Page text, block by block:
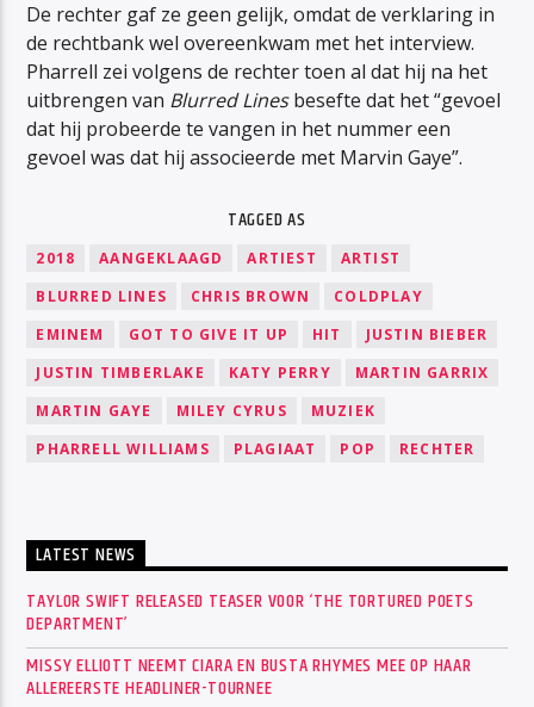
De rechter gaf ze geen gelijk, omdat de verklaring in
de rechtbank wel overeenkwam met het interview.
Pharrell zei volgens de rechter toen al dat hij na het
uitbrengen van Blurred Linesbesefte dat het “gevoel
dat hij probeerde te vangen in het nummer een
gevoel was dat hij associeerde met Marvin Gaye”.
TAGGED AS
2018 AANGEKLAAGD ARTIEST
ARTIST
BLURRED LINES
CHRIS BROWN
COLDPLAY
EMINEM
GOT TO GIVE IT UP HIT
JUSTIN BIEBER
JUSTIN TIMBERLAKE
KATY PERRY
MARTIN GARRIX
MARTIN GAYE
MILEY CYRUS
MUZIEK
PHARRELL WILLIAMS
PLAGIAAT POP RECHTER
LATEST NEWS
TAYLOR SWIFT RELEASED TEASER VOOR ‘THE TORTURED POETS
DEPARTMENT’
MISSY ELLIOTT NEEMT CIARA EN BUSTA RHYMES MEE OP HAAR
ALLEREERSTE HEADLINER-TOURNEE